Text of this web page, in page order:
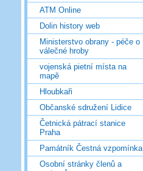
ATM Online
Dolin history web
Ministerstvo obrany - péče o
válečné hroby
vojenská pietní místa na
mapě
Hloubkaři
Občanské sdružení Lidice
Četnická pátrací stanice
Praha
Památník Čestná vzpomínka
Osobní stránky členů a